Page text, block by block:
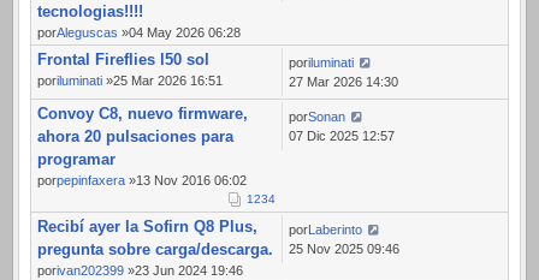
tecnologias!!!!
porAleguscas »04 May 2026 06:28
Frontal Fireflies l50 sol
poriluminati »25 Mar 2026 16:51
poriluminati
27 Mar 2026 14:30
Convoy C8, nuevo firmware,
ahora 20 pulsaciones para
programar
porpepinfaxera »13 Nov 2016 06:02
1234
porSonan
07 Dic 2025 12:57
Recibí ayer la Sofirn Q8 Plus,
pregunta sobre carga/descarga.
porivan202399 »23 Jun 2024 19:46
por Laberinto
25 Nov 2025 09:46